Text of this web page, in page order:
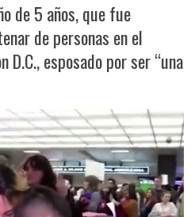
de 5 años, que fue
de personas en el
D.C., esposado por ser “una